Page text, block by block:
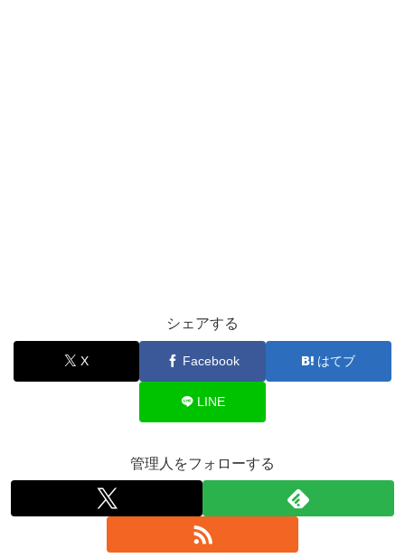
シェアする
X Facebook はてブ
LINE
管理人をフォローする